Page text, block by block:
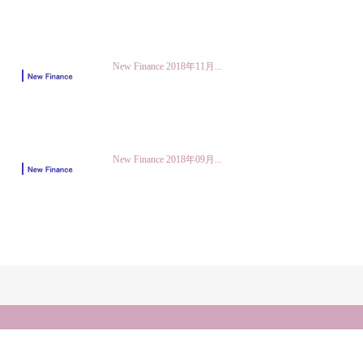
New Finance 2018年11月...
New Finance 2018年09月...